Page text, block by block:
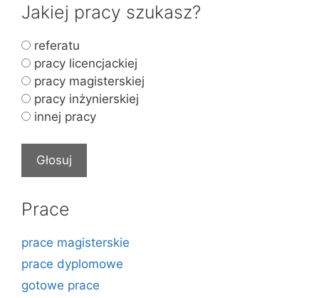
Jakiej pracy szukasz?
referatu
pracy licencjackiej
pracy magisterskiej
pracy inżynierskiej
innej pracy
Prace
prace magisterskie
prace dyplomowe
gotowe prace